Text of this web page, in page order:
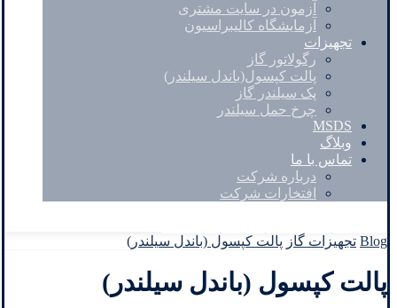
آزمون در سایت مشتری
آزمایشگاه کالیبراسیون
تجهیزات
رگولاتور گاز
پالت کپسول(باندل سیلندر)
پک سیلندر گاز
چرخ حمل سیلندر
MSDS
وبلاگ
تماس با ما
درباره شرکت
افتخارات شرکت
Blog تجهیزات گاز پالت کپسول (باندل سیلندر)
پالت کپسول (باندل سیلندر)